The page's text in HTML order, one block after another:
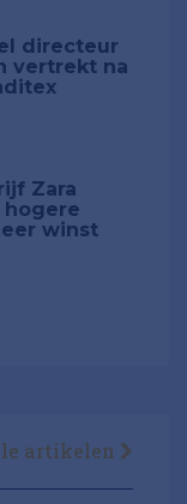
directeur
vertrekt na
Zara
winst
artikelen